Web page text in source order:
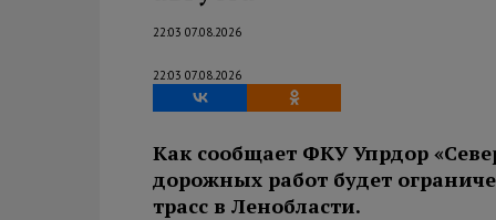
22:03 07.08.2026
22:03 07.08.2026
Как сообщает ФКУ Упрдор
дорожных работ будет
трасс в Ленобласти.